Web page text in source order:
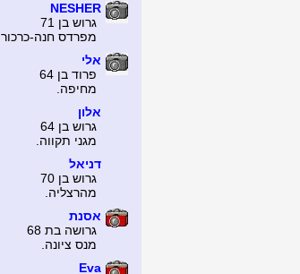
NESHER
גרוש בן 71
מפרדס חנה-כרכור.
אלי
פרוד בן 64
מחיפה.
אלון
גרוש בן 64
מגני תקווה.
דניאל
גרוש בן 70
מהרצליה.
אסנת
גרושה בת 68
מנס ציונה.
Eva